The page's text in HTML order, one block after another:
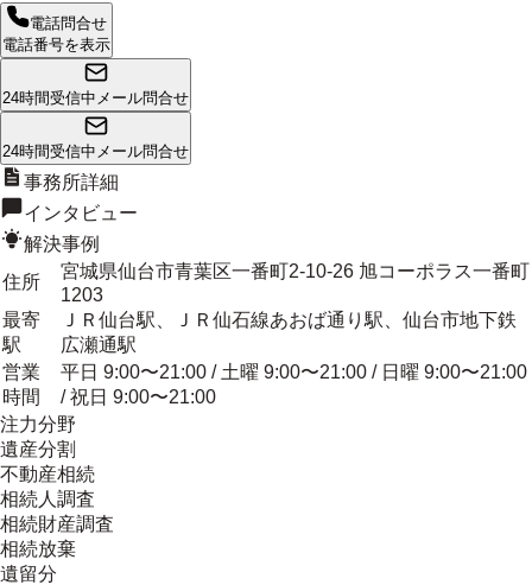
電話問合せ
電話番号を表示
24時間受信中 メール問合せ
24時間受信中 メール問合せ
事務所詳細
インタビュー
解決事例
住所
宮城県仙台市青葉区一番町2-10-26 旭コーポラス一番町
1203
最寄
駅
ＪＲ仙台駅、ＪＲ仙石線あおば通り駅、仙台市地下鉄
広瀬通駅
営業
時間
平日 9:00〜21:00 / 土曜 9:00〜21:00 / 日曜 9:00〜21:00
/ 祝日 9:00〜21:00
注力分野
遺産分割
不動産相続
相続人調査
相続財産調査
相続放棄
遺留分